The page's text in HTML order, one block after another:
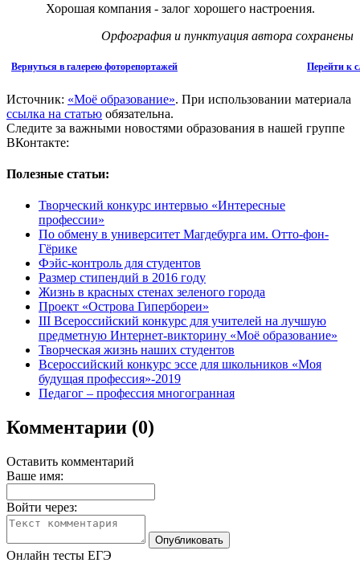
Хорошая компания - залог хорошего настроения.
Орфография и пунктуация автора сохранены
Вернуться в галерею фоторепортажей Перейти к
Источник: «Моё образование». При использовании материала
ссылка на статью обязательна.
Следите за важными новостями образования в нашей группе
ВКонтакте:
Полезные статьи:
Творческий конкурс интервью «Интересные
профессии»
По обмену в университет Магдебурга им. Отто-фон-
Гёрике
Фэйс-контроль для студентов
Размер стипендий в 2016 году
Жизнь в красных стенах зеленого города
Проект «Острова Гипербореи»
III Всероссийский конкурс для учителей на лучшую
предметную Интернет-викторину «Моё образование»
Творческая жизнь наших студентов
Всероссийский конкурс эссе для школьников «Моя
будущая профессия»-2019
Педагог – профессия многогранная
Комментарии (0)
Оставить комментарий
Ваше имя:
Войти через:
Онлайн тесты ЕГЭ